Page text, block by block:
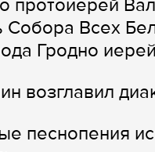
протоиерей
Собора Всех
Гродно
возглавил
песнопения